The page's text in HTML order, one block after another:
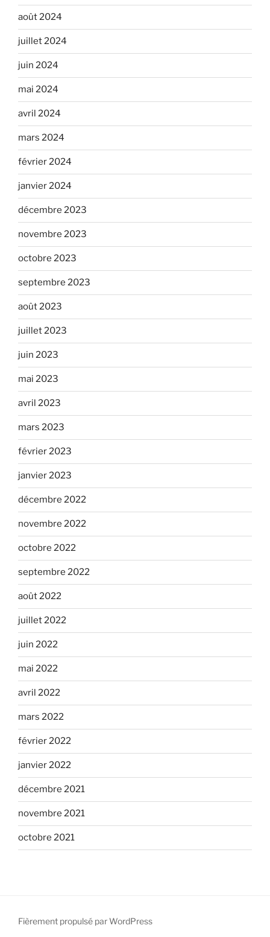
août 2024
juillet 2024
juin 2024
mai 2024
avril 2024
mars 2024
février 2024
janvier 2024
décembre 2023
novembre 2023
octobre 2023
septembre 2023
août 2023
juillet 2023
juin 2023
mai 2023
avril 2023
mars 2023
février 2023
janvier 2023
décembre 2022
novembre 2022
octobre 2022
septembre 2022
août 2022
juillet 2022
juin 2022
mai 2022
avril 2022
mars 2022
février 2022
janvier 2022
décembre 2021
novembre 2021
octobre 2021
Fièrement propulsé par WordPress